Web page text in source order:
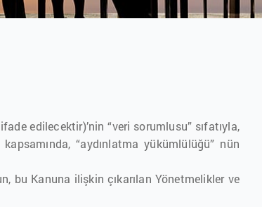
edilecektir)’nin “veri sorumlusu” sıfatıyla,
“aydınlatma yükümlülüğü” nün
bu Kanuna ilişkin çıkarılan Yönetmelikler ve